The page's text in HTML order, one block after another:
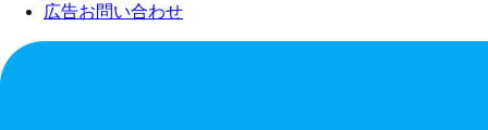
広告お問い合わせ